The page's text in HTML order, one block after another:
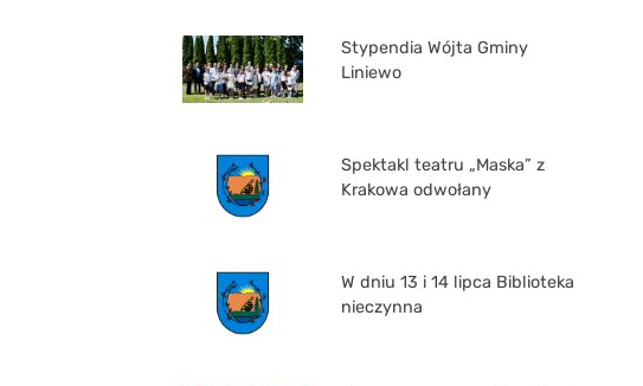
Stypendia Wójta Gminy
Liniewo
Spektakl teatru „Maska” z
Krakowa odwołany
W dniu 13 i 14 lipca Biblioteka
nieczynna